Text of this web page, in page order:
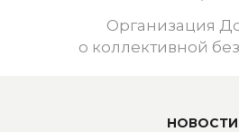
Организация
о коллективной
НОВОСТИ